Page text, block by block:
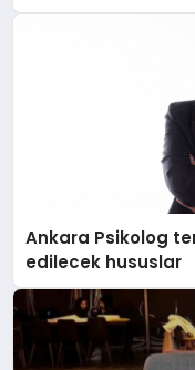
Ankara Psikolog
edilecek hususlar